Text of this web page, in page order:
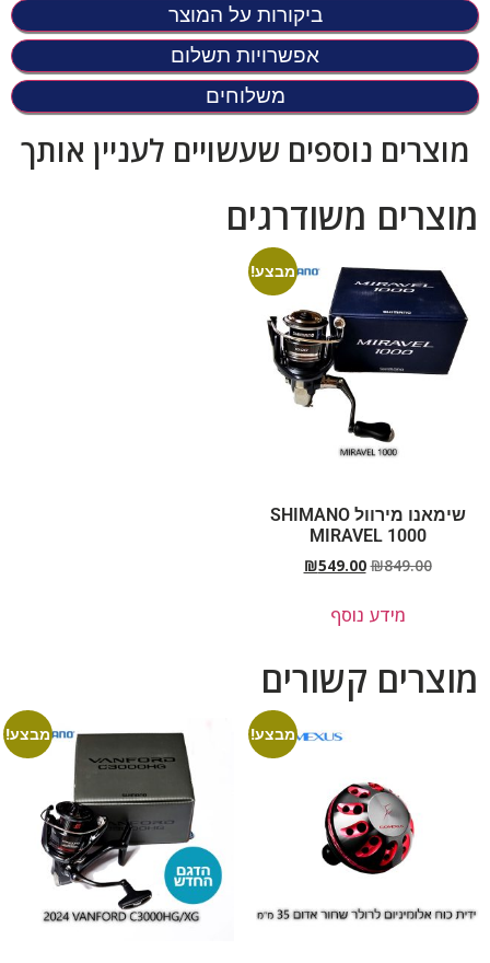
ביקורות על המוצר
אפשרויות תשלום
משלוחים
מוצרים נוספים שעשויים לעניין אותך
מוצרים משודרגים
מבצע!
שימאנו מירוול SHIMANO
MIRAVEL 1000
₪849.00
₪549.00
מידע נוסף
מוצרים קשורים
מבצע! מבצע!